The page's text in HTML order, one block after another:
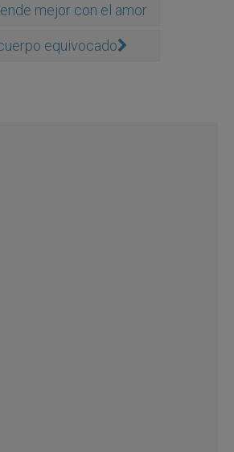
mejor con el amor
equivocado